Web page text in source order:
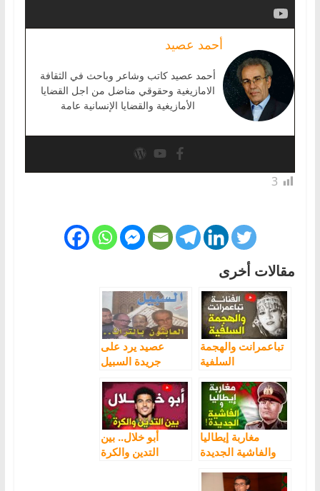
أحمد عصيد
أحمد عصيد كاتب وشاعر وباحث في الثقافة
الامازيغية وحقوقي مناضل من اجل القضايا
الأمازيغية والقضايا الإنسانية عامة
3
مقالات أخرى
تباعمرانت والهجمة
السلفية
عصيد يرد على
جريدة السبيل
ب”العابث بالتراث”
مغاربة إيطاليا
والفاشية الجديدة
أبو خلال.. بين
التدين والكرة